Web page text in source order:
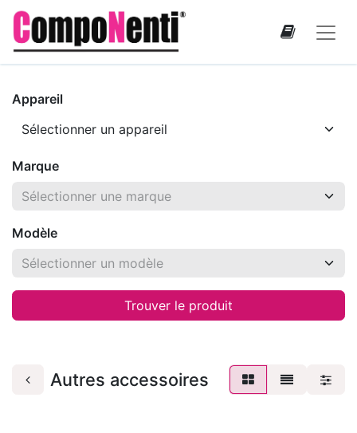
Appareil
Marque
Modèle
Trouver le produit
Autres accessoires